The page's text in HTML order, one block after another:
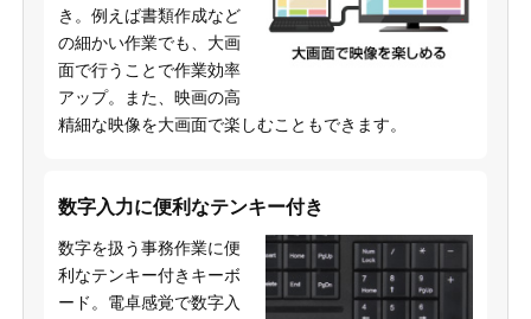
き。例えば書類作成など
の細かい作業でも、大画
面で行うことで作業効率
アップ。また、映画の高
精細な映像を大画面で楽しむこともできます。
数字入力に便利なテンキー付き
数字を扱う事務作業に便
利なテンキー付きキーボ
ード。電卓感覚で数字入